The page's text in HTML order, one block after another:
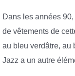
Dans les années
de vêtements de
au bleu verdâtre, au
Jazz a un autre